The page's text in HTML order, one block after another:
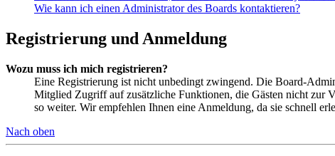
Wie kann ich einen Administrator des Boards kontaktieren?
Registrierung und Anmeldung
Wozu muss ich mich registrieren?
Eine Registrierung ist nicht unbedingt zwingend. Die Board-
Mitglied Zugriff auf zusätzliche Funktionen, die Gästen nicht zur
so weiter. Wir empfehlen Ihnen eine Anmeldung, da sie schnell
Nach oben